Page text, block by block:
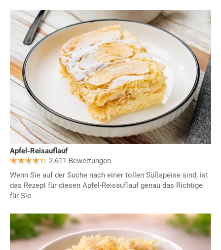
Apfel-Reisauflauf
2.611 Bewertungen
Wenn Sie auf der Suche nach einer tollen Süßspeise sind, ist
das Rezept für diesen Apfel-Reisauflauf genau das Richtige
für Sie.